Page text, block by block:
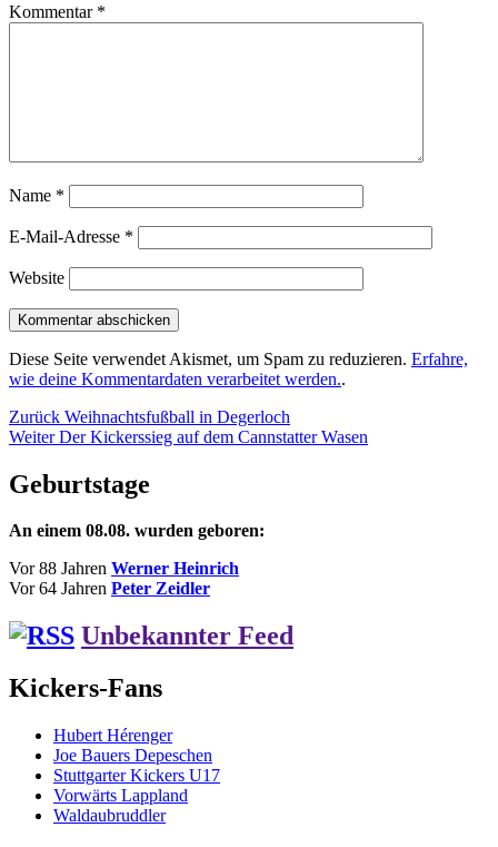
Kommentar *
Name *
E-Mail-Adresse *
Website
Diese Seite verwendet Akismet, um Spam zu reduzieren. Erfahre,
wie deine Kommentardaten verarbeitet werden..
Beitragsnavigation
Zurück Vorheriger
Beitrag:
Weihnachtsfußball in Degerloch
Weiter Nächster
Der Kickerssieg auf dem Cannstatter Wasen
Geburtstage
An einem 08.08. wurden geboren:
Vor 88 Jahren Werner Heinrich
Vor 64 Jahren Peter Zeidler
Unbekannter Feed
Kickers-Fans
Hubert Hérenger
Joe Bauers Depeschen
Stuttgarter Kickers U17
Vorwärts Lappland
Waldaubruddler